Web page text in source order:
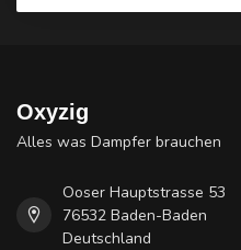
Oxyzig
Alles was Dampfer brauchen
Ooser Hauptstrasse 53
76532 Baden-Baden
Deutschland